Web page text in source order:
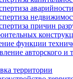
причин
функции
авторского и
территории